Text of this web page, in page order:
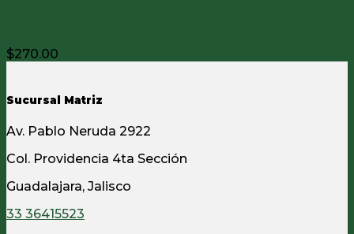
$270.00
Sucursal Matriz
Av. Pablo Neruda 2922
Col. Providencia 4ta Sección
Guadalajara, Jalisco
33 36415523